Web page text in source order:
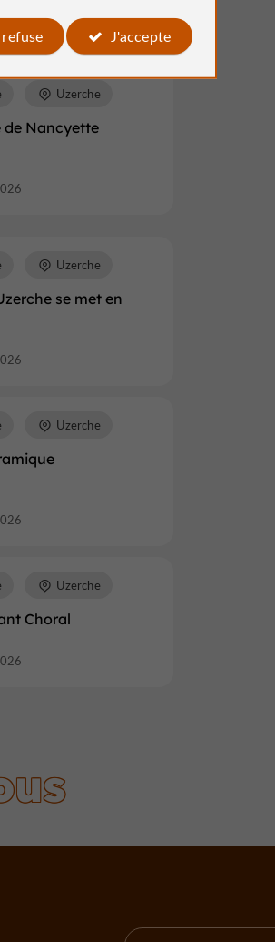
de Nancyette
Uzerche
se met en
Uzerche
Uzerche
Choral
Uzerche
refuse J'accepte